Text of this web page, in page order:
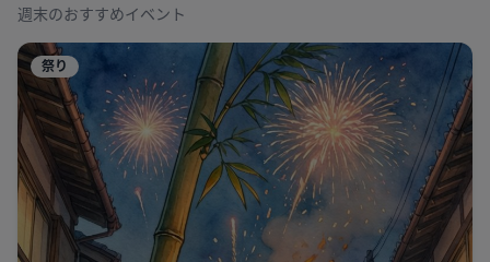
週末のおすすめイベント
祭り